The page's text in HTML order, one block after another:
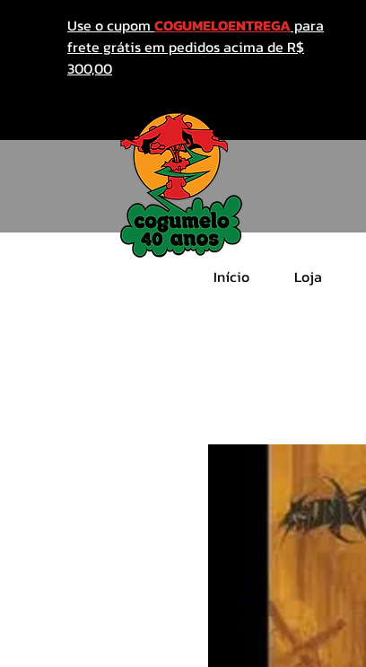
Use o cupom COGUMELOENTREGA para
frete grátis em pedidos acima de R$
300,00
Início Loja